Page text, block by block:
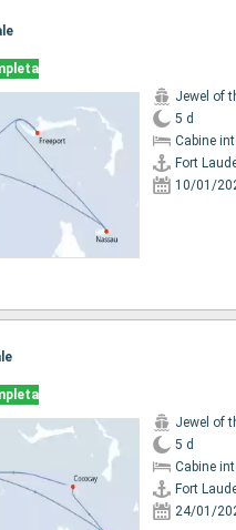
Jewel of
5 d
Cabine
Fort
10/01/
Jewel of
5 d
Cabine
Fort
24/01/